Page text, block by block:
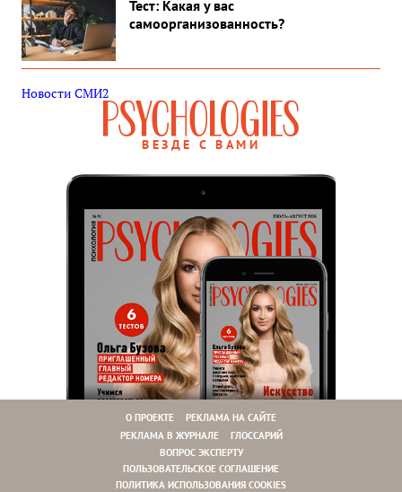
Тест: Какая у вас
самоорганизованность?
Новости СМИ2
ВЕЗДЕ С ВАМИ
О ПРОЕКТЕ
РЕКЛАМА НА САЙТЕ
РЕКЛАМА В ЖУРНАЛЕ
ГЛОССАРИЙ
ВОПРОС ЭКСПЕРТУ
ПОЛЬЗОВАТЕЛЬСКОЕ СОГЛАШЕНИЕ
ПОЛИТИКА ИСПОЛЬЗОВАНИЯ COOKIES